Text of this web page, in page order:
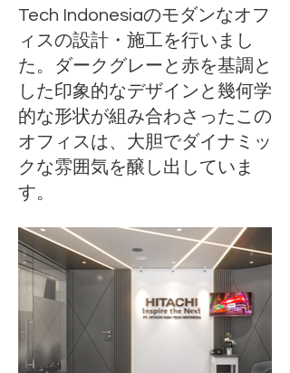
Tech Indonesiaのモダンなオフ
ィスの設計・施工を行いまし
た。ダークグレーと赤を基調と
した印象的なデザインと幾何学
的な形状が組み合わさったこの
オフィスは、大胆でダイナミッ
クな雰囲気を醸し出していま
す。